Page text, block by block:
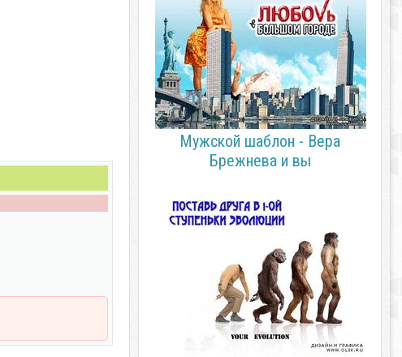
Мужской шаблон - Вера
Брежнева и вы